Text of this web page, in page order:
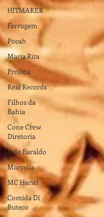
HITMAKER
Ferrugem
Pocah
Maria Rita
Projota
Real Records
Filhos da
Bahia
Cone Crew
Diretoria
Jade Baraldo
Marvvila
MC Hariel
Comida Di
Buteco